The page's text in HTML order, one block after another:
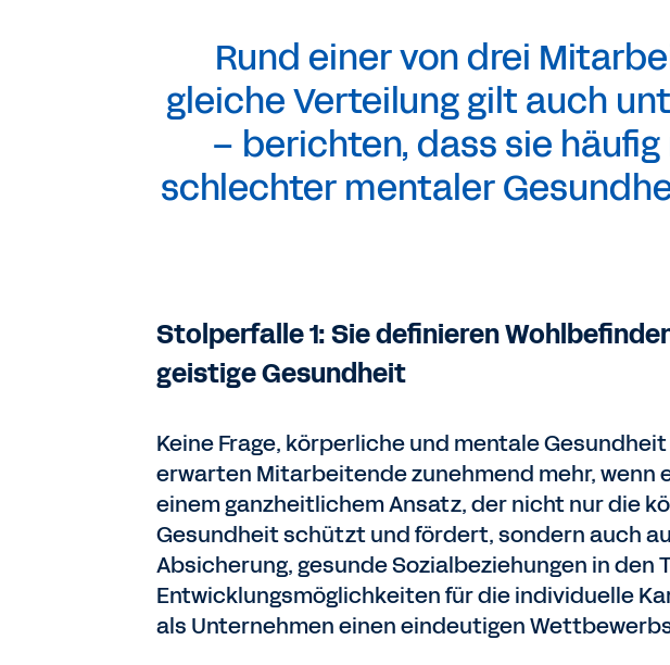
Rund einer von drei
gleiche Verteilung gilt auch
– berichten, dass sie
schlechter mentaler
Stolperfalle 1: Sie definieren
geistige Gesundheit
Keine Frage, körperliche und mentale
erwarten Mitarbeitende zunehmend mehr, wenn
einem ganzheitlichem Ansatz, der nicht nur die
Gesundheit schützt und fördert, sondern auch
Absicherung, gesunde Sozialbeziehungen in den
Entwicklungsmöglichkeiten für die individuelle
als Unternehmen einen eindeutigen